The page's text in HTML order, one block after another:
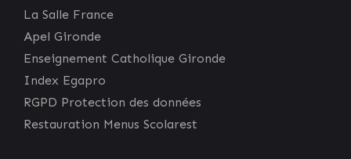
La Salle France
Apel Gironde
Enseignement Catholique Gironde
Index Egapro
RGPD Protection des données
Restauration Menus Scolarest